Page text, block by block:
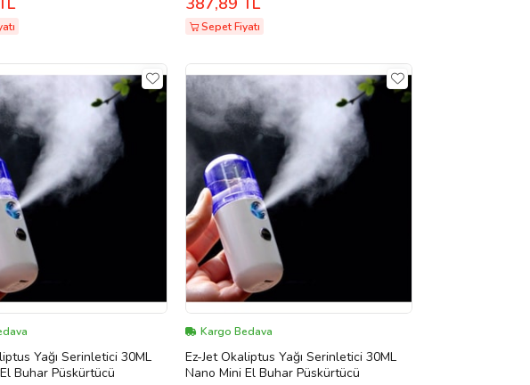
Sepet Fiyatı
Yağı Serinletici 30ML
Buhar Püskürtücü
Kargo Bedava
Ez-Jet Okaliptus Yağı Serinletici 30ML
Nano Mini El Buhar Püskürtücü